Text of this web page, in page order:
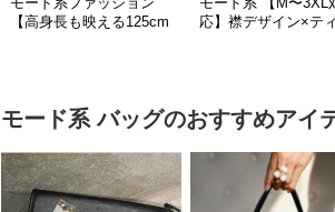
【高身長も映える125cm
応】襟デザイン×テ
モード系 バッグのおすすめアイ